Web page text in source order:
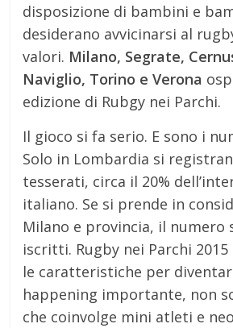
disposizione di bambini e
desiderano avvicinarsi al
valori. Milano, Segrate,
Naviglio, Torino e Verona
edizione di Rubgy nei Parchi.
Il gioco si fa serio. E sono i
Solo in Lombardia si
tesserati, circa il 20%
italiano. Se si prende in
Milano e provincia, il numero
iscritti. Rugby nei Parchi
le caratteristiche per
happening importante, non
che coinvolge mini atleti e